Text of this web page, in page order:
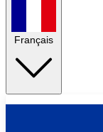
Français